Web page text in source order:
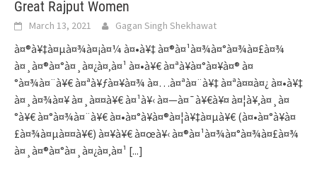
Great Rajput Women
March 13, 2021 Gagan Singh Shekhawat
à¤®à¥‡à¤µà¤¾à¤¡à¤¼ à¤•à¥‡ à¤®à¤¹à¤¾à¤°à¤¾à¤£à¤¾
à¤¸à¤®à¤°à¤¸à¤¿à¤‚à¤¹ à¤•à¥€ à¤ªà¥à¤°à¤¥à¤® à¤
°à¤¾à¤¨à¥€ à¤ªà¥ƒà¤¥à¤¾ à¤…à¤ªà¤¨à¥‡ à¤ªà¤¤à¤¿ à¤•à¥‡
à¤¸à¤¾à¤¥ à¤¸à¤¤à¥€ à¤¹à¥‹ à¤—à¤¯à¥€à¥¤ à¤¦à¥‚à¤¸à¤
°à¥€ à¤°à¤¾à¤¨à¥€ à¤•à¤°à¥à¤®à¤¦à¥‡à¤µà¥€ (à¤•à¤°à¥à¤
£à¤¾à¤µà¤¤à¥€) à¤¥à¥€ à¤œà¥‹ à¤®à¤¹à¤¾à¤°à¤¾à¤£à¤¾
à¤¸à¤®à¤°à¤¸à¤¿à¤‚à¤¹ [...]